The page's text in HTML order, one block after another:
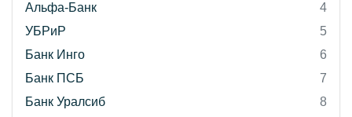
Альфа-Банк
4
УБРиР
5
Банк Инго
6
Банк ПСБ
7
Банк Уралсиб
8